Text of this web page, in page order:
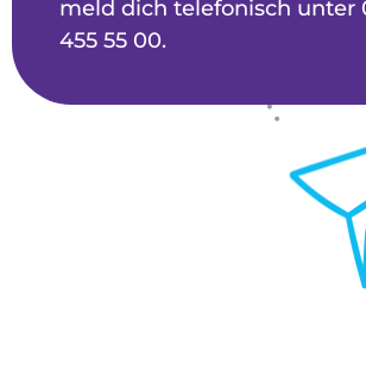
meld dich telefonisch unter
455 55 00.